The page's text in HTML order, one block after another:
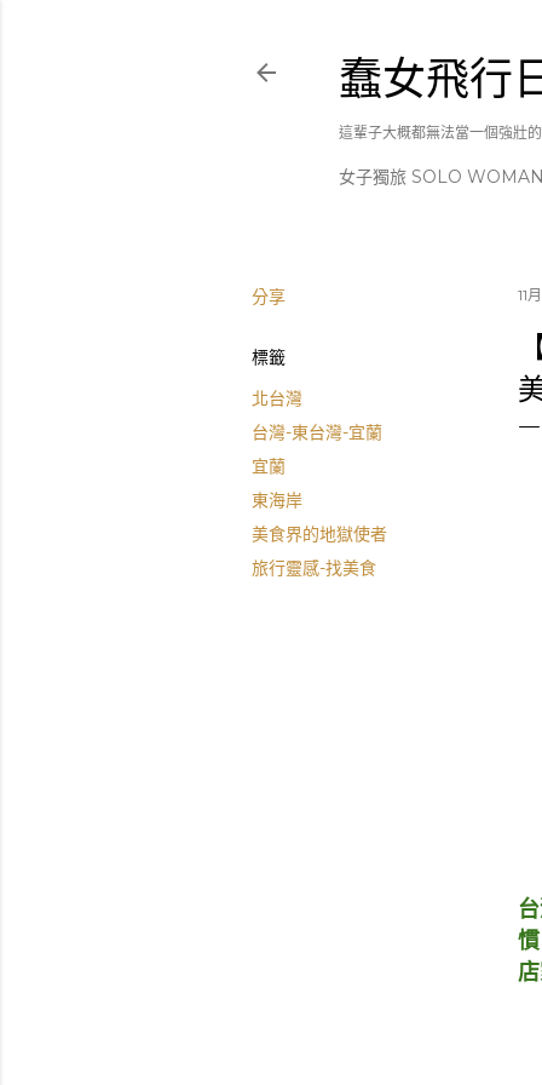
蠢女飛行
這輩子大概都無法當一個強壯
女子獨旅 SOLO WOMAN
分享
標籤
北台灣
台灣-東台灣-宜蘭
宜蘭
東海岸
美食界的地獄使者
旅行靈感-找美食
11